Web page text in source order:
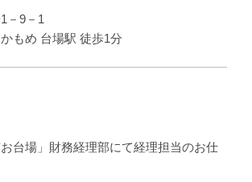
－9－1
もめ 台場駅 徒歩1分
お台場」財務経理部にて経理担当のお仕